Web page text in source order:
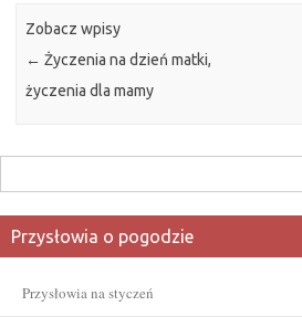
Zobacz wpisy
← Życzenia na dzień matki,
życzenia dla mamy
Przysłowia o pogodzie
Przysłowia na styczeń